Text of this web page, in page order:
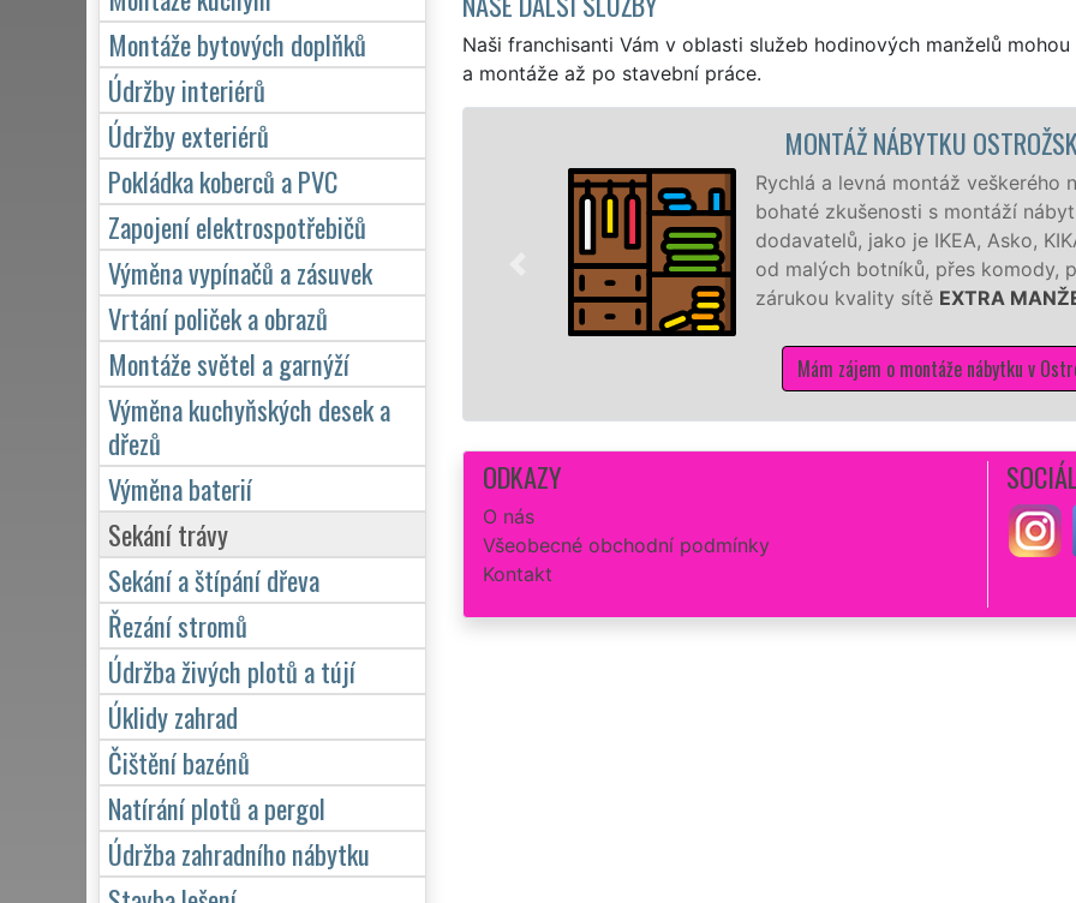
Naši franchisanti Vám v oblasti služeb hodinových manželů
a montáže až po stavební práce.
MONTÁŽ NÁBYTKU OSTROŽSKÁ
Rychlá a levná montáž veškerého
bohaté zkušenosti s montáží nábytku od
dodavatelů, jako je IKEA, Asko, KIKA a
od malých botníků, přes komody,
zárukou kvality sítěEXTRA MANŽEL
Mám zájem o montáže nábytku v Ostrožské
ODKAZY
O nás
Všeobecné obchodní podmínky
Kontakt
Montáže bytových doplňků
Údržby interiérů
Údržby exteriérů
Pokládka koberců a PVC
Zapojení elektrospotřebičů
Výměna vypínačů a zásuvek
Vrtání poliček a obrazů
Montáže světel a garnýží
Výměna kuchyňských desek a
dřezů
Výměna baterií
Sekání trávy
Sekání a štípání dřeva
Řezání stromů
Údržba živých plotů a tújí
Úklidy zahrad
Čištění bazénů
Natírání plotů a pergol
Údržba zahradního nábytku